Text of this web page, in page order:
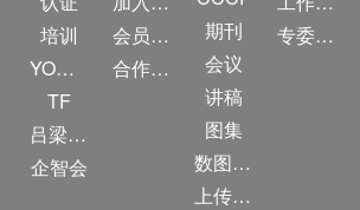
培训
YOCSEF
TF
吕梁振兴
企智会
会员交费
合作伙伴
期刊
会议
讲稿
图集
数图编审委员会
上传/发布作品
专委名单